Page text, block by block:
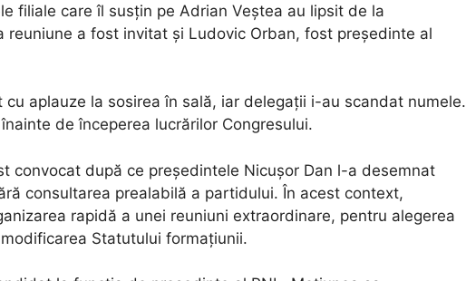
filiale care îl susțin pe Adrian Veștea au lipsit de la
reuniune a fost invitat și Ludovic Orban, fost președinte al
cu aplauze la sosirea în sală, iar delegații i-au scandat numele.
de începerea lucrărilor Congresului.
convocat după ce președintele Nicușor Dan l-a desemnat
consultarea prealabilă a partidului. În acest context,
rapidă a unei reuniuni extraordinare, pentru alegerea
Statutului formațiunii.